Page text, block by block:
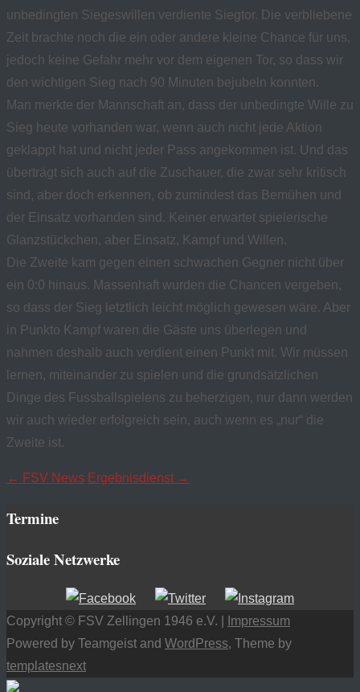
unbedingten Siegeswillen verdiente Siegtor. Die verbliebene
Zeit brachte noch die ein oder andere kleine Chance für uns,
jedoch keine Gefahr mehr vor dem eigenen Tor, so dass wir
den wichtigen Sieg nach 90 Minuten bejubeln konnten.
Man merkte der Mannschaft an, dass der unbedingte Wille zu
Sieg heute vorhanden war, wenn auch nicht jede Aktion
geklappt hat und nicht jeder Pass angekommen ist. Und das
überträgt sich auch auf die Zuschauer, die zwar sehr kritisch
sind, aber doch erkennen, ob zumindest das Bemühen und
der Einsatz vorhanden sind. Keiner erwartet spielerische
Glanzstückchen, aber Einsatz, Kampf und Willen.
Die Zweite kam gegen einen schwachen Gegner nicht über
ein 0:0 hinaus. Massenhaft wurden die Chancen vergeben,
so dass der Sieg letztlich leicht möglich gewesen wäre. Aber
in Punkto Kampf waren die Gäste uns überlegen und
nahmen deshalb auch verdient einen Punkt mit. Wir müssen
lernen, miteinander zu spielen und die grundsätzlichen
Dinge des Fussballspielens zu beherzigen, nur dann werden
wir auch wieder erfolgreich sein, auch wenn es „nur“ die
Zweite ist.
Navigation
posten
← FSV News Ergebnisdienst →
Termine
Soziale Netzwerke
Copyright © FSV Zellingen 1946 e.V. |
Impressum
Powered by Teamgeist and WordPress, Theme by
templatesnext